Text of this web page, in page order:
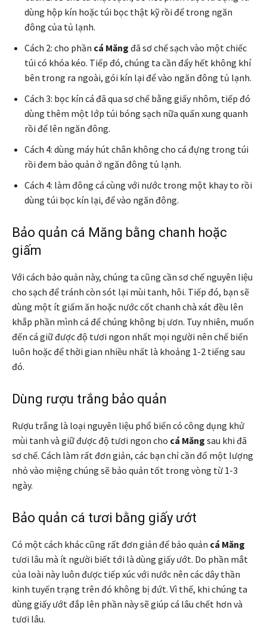
dùng hộp kín hoặc túi bọc thật kỹ rồi để trong ngăn
đông của tủ lạnh.
Cách 2: cho phần cá Măng đã sơ chế sạch vào một chiếc
túi có khóa kéo. Tiếp đó, chúng ta cần đẩy hết không khí
bên trong ra ngoài, gói kín lại để vào ngăn đông tủ lạnh.
Cách 3: bọc kín cá đã qua sơ chế bằng giấy nhôm, tiếp đó
dùng thêm một lớp túi bóng sạch nữa quấn xung quanh
rồi để lên ngăn đông.
Cách 4: dùng máy hút chân không cho cá đựng trong túi
rồi đem bảo quản ở ngăn đông tủ lạnh.
Cách 4: làm đông cá cùng với nước trong một khay to rồi
dùng túi bọc kín lại, để vào ngăn đông.
Bảo quản cá Măng bằng chanh hoặc
giấm
Với cách bảo quản này, chúng ta cũng cần sơ chế nguyên liệu
cho sạch để tránh còn sót lại mùi tanh, hôi. Tiếp đó, bạn sẽ
dùng một ít giấm ăn hoặc nước cốt chanh chà xát đều lên
khắp phần mình cá để chúng không bị ươn. Tuy nhiên, muốn
đến cá giữ được độ tươi ngon nhất mọi người nên chế biến
luôn hoặc để thời gian nhiều nhất là khoảng 1-2 tiếng sau
đó.
Dùng rượu trắng bảo quản
Rượu trắng là loại nguyên liệu phổ biến có công dụng khử
mùi tanh và giữ được độ tươi ngon cho cá Măng sau khi đã
sơ chế. Cách làm rất đơn giản, các bạn chỉ cần đổ một lượng
nhỏ vào miệng chúng sẽ bảo quản tốt trong vòng từ 1-3
ngày.
Bảo quản cá tươi bằng giấy ướt
Có một cách khác cũng rất đơn giản để bảo quản cá Măng
tươi lâu mà ít người biết tới là dùng giấy ướt. Do phần mắt
của loài này luôn được tiếp xúc với nước nên các dây thần
kinh tuyến trạng trên đó không bị đứt. Vì thế, khi chúng ta
dùng giấy ướt đắp lên phần này sẽ giúp cá lâu chết hơn và
tươi lâu.